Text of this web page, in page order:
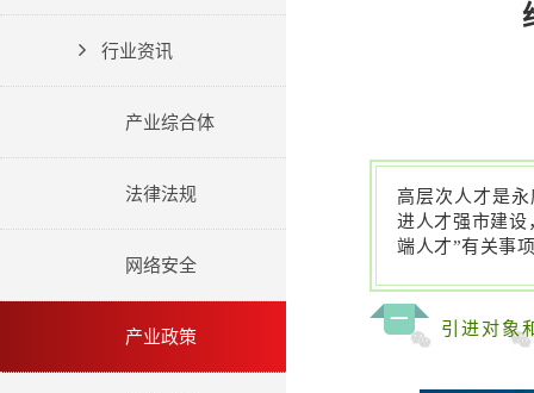
行业资讯
产业综合体
法律法规
网络安全
产业政策
高层次人才是
进人才强市建设
端人才”有关事
一 引进对象